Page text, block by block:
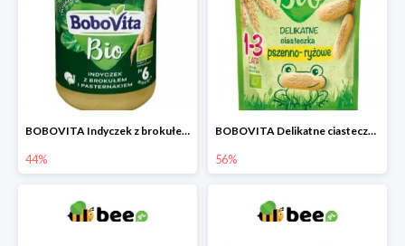
BOBOVITA Indyczek z brokułem i pasternakiem
44%
BOBOVITA Delikatne ciasteczka pszenno-ryżowe
56%